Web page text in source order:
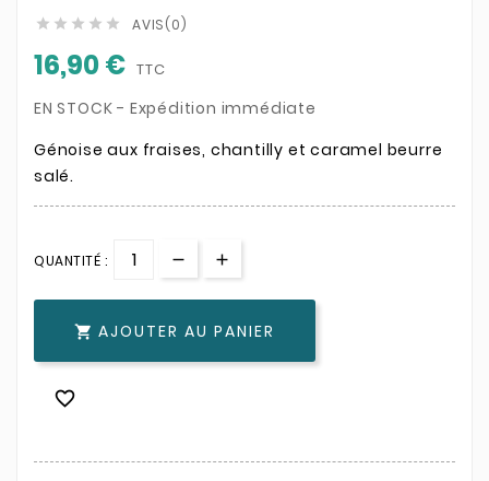
     AVIS(0)
16,90 € TTC
EN STOCK - Expédition immédiate
Génoise aux fraises, chantilly et caramel beurre
salé.
QUANTITÉ :
 AJOUTER AU PANIER
